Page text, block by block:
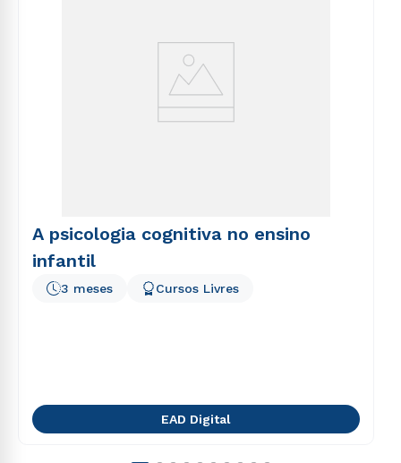
A psicologia cognitiva no ensino
infantil
3 meses Cursos Livres
EAD Digital